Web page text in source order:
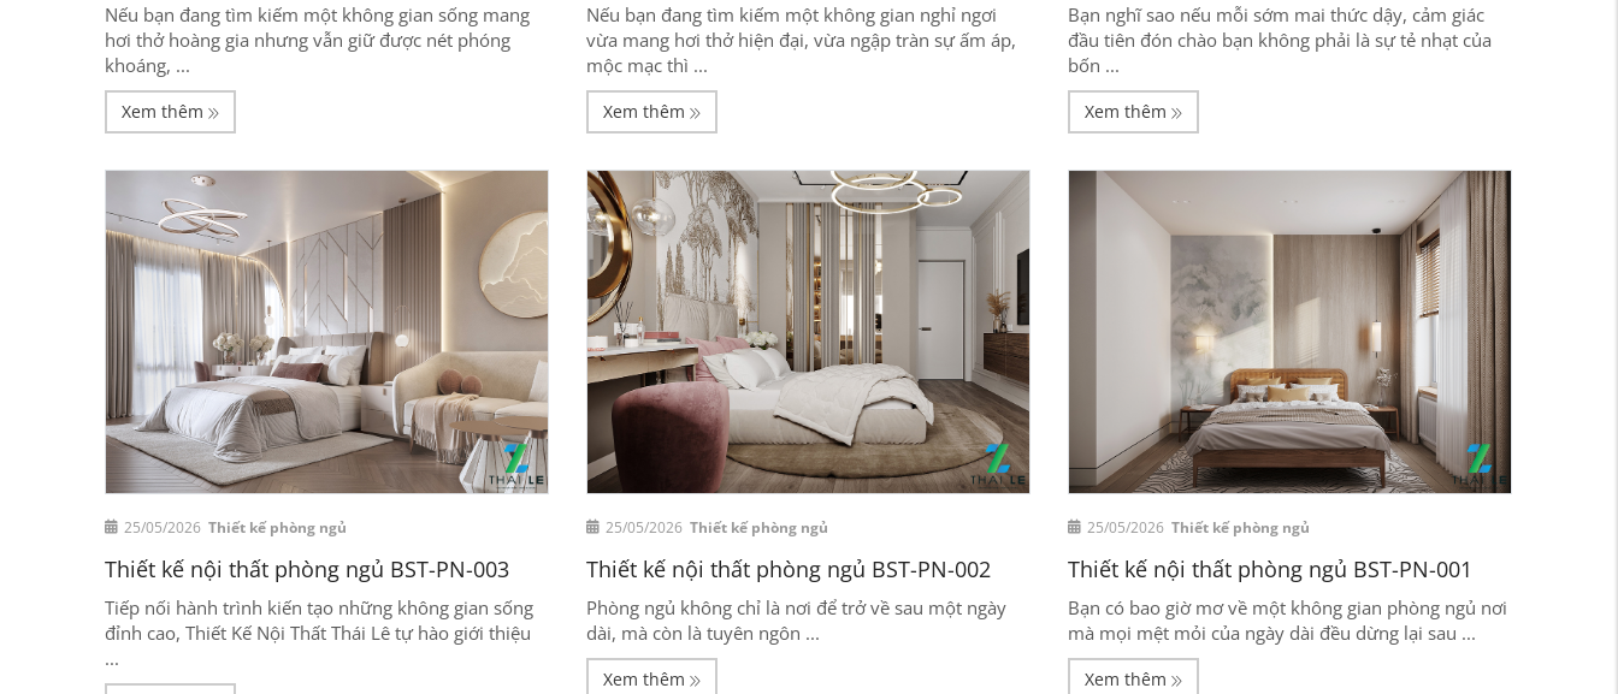
Nếu bạn đang tìm kiếm một không gian sống mang
hơi thở hoàng gia nhưng vẫn giữ được nét phóng
khoáng, ...
Xem thêm
Nếu bạn đang tìm kiếm một không gian nghỉ ngơi
vừa mang hơi thở hiện đại, vừa ngập tràn sự ấm áp,
mộc mạc thì ...
Xem thêm
Bạn nghĩ sao nếu mỗi sớm mai thức dậy, cảm giác
đầu tiên đón chào bạn không phải là sự tẻ nhạt của
bốn ...
Xem thêm
25/05/2026 Thiết kế phòng ngủ
Thiết kế nội thất phòng ngủ BST-PN-003
Tiếp nối hành trình kiến tạo những không gian sống
đỉnh cao, Thiết Kế Nội Thất Thái Lê tự hào giới thiệu
...
25/05/2026 Thiết kế phòng ngủ
Thiết kế nội thất phòng ngủ BST-PN-002
Phòng ngủ không chỉ là nơi để trở về sau một ngày
dài, mà còn là tuyên ngôn ...
Xem thêm
25/05/2026 Thiết kế phòng ngủ
Thiết kế nội thất phòng ngủ BST-PN-001
Bạn có bao giờ mơ về một không gian phòng ngủ nơi
mà mọi mệt mỏi của ngày dài đều dừng lại sau ...
Xem thêm